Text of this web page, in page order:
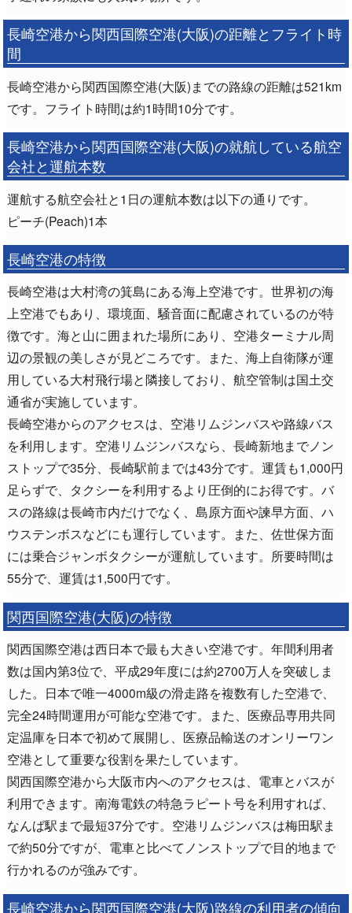
長崎空港から関西国際空港(大阪)の距離とフライト時
間
長崎空港から関西国際空港(大阪)までの路線の距離は521km
です。フライト時間は約1時間10分です。
長崎空港から関西国際空港(大阪)の就航している航空
会社と運航本数
運航する航空会社と1日の運航本数は以下の通りです。
ピーチ(Peach)1本
長崎空港の特徴
長崎空港は大村湾の箕島にある海上空港です。世界初の海
上空港でもあり、環境面、騒音面に配慮されているのが特
徴です。海と山に囲まれた場所にあり、空港ターミナル周
辺の景観の美しさが見どころです。また、海上自衛隊が運
用している大村飛行場と隣接しており、航空管制は国土交
通省が実施しています。
長崎空港からのアクセスは、空港リムジンバスや路線バス
を利用します。空港リムジンバスなら、長崎新地までノン
ストップで35分、長崎駅前までは43分です。運賃も1,000円
足らずで、タクシーを利用するより圧倒的にお得です。バ
スの路線は長崎市内だけでなく、島原方面や諫早方面、ハ
ウステンボスなどにも運行しています。また、佐世保方面
には乗合ジャンボタクシーが運航しています。所要時間は
55分で、運賃は1,500円です。
関西国際空港(大阪)の特徴
関西国際空港は西日本で最も大きい空港です。年間利用者
数は国内第3位で、平成29年度には約2700万人を突破しま
した。日本で唯一4000m級の滑走路を複数有した空港で、
完全24時間運用が可能な空港です。また、医療品専用共同
定温庫を日本で初めて展開し、医療品輸送のオンリーワン
空港として重要な役割を果たしています。
関西国際空港から大阪市内へのアクセスは、電車とバスが
利用できます。南海電鉄の特急ラピート号を利用すれば、
なんば駅まで最短37分です。空港リムジンバスは梅田駅ま
で約50分ですが、電車と比べてノンストップで目的地まで
行かれるのが強みです。
長崎空港から関西国際空港(大阪)路線の利用者の傾向